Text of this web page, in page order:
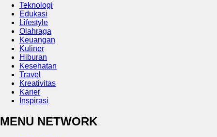
Teknologi
Edukasi
Lifestyle
Olahraga
Keuangan
Kuliner
Hiburan
Kesehatan
Travel
Kreativitas
Karier
Inspirasi
MENU NETWORK